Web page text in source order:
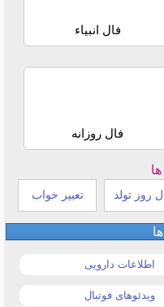
فال انبیاء
فال روزانه
روز تولد تعبیر خواب
اطلاعات دارویی
ویدئوهای فوتبال